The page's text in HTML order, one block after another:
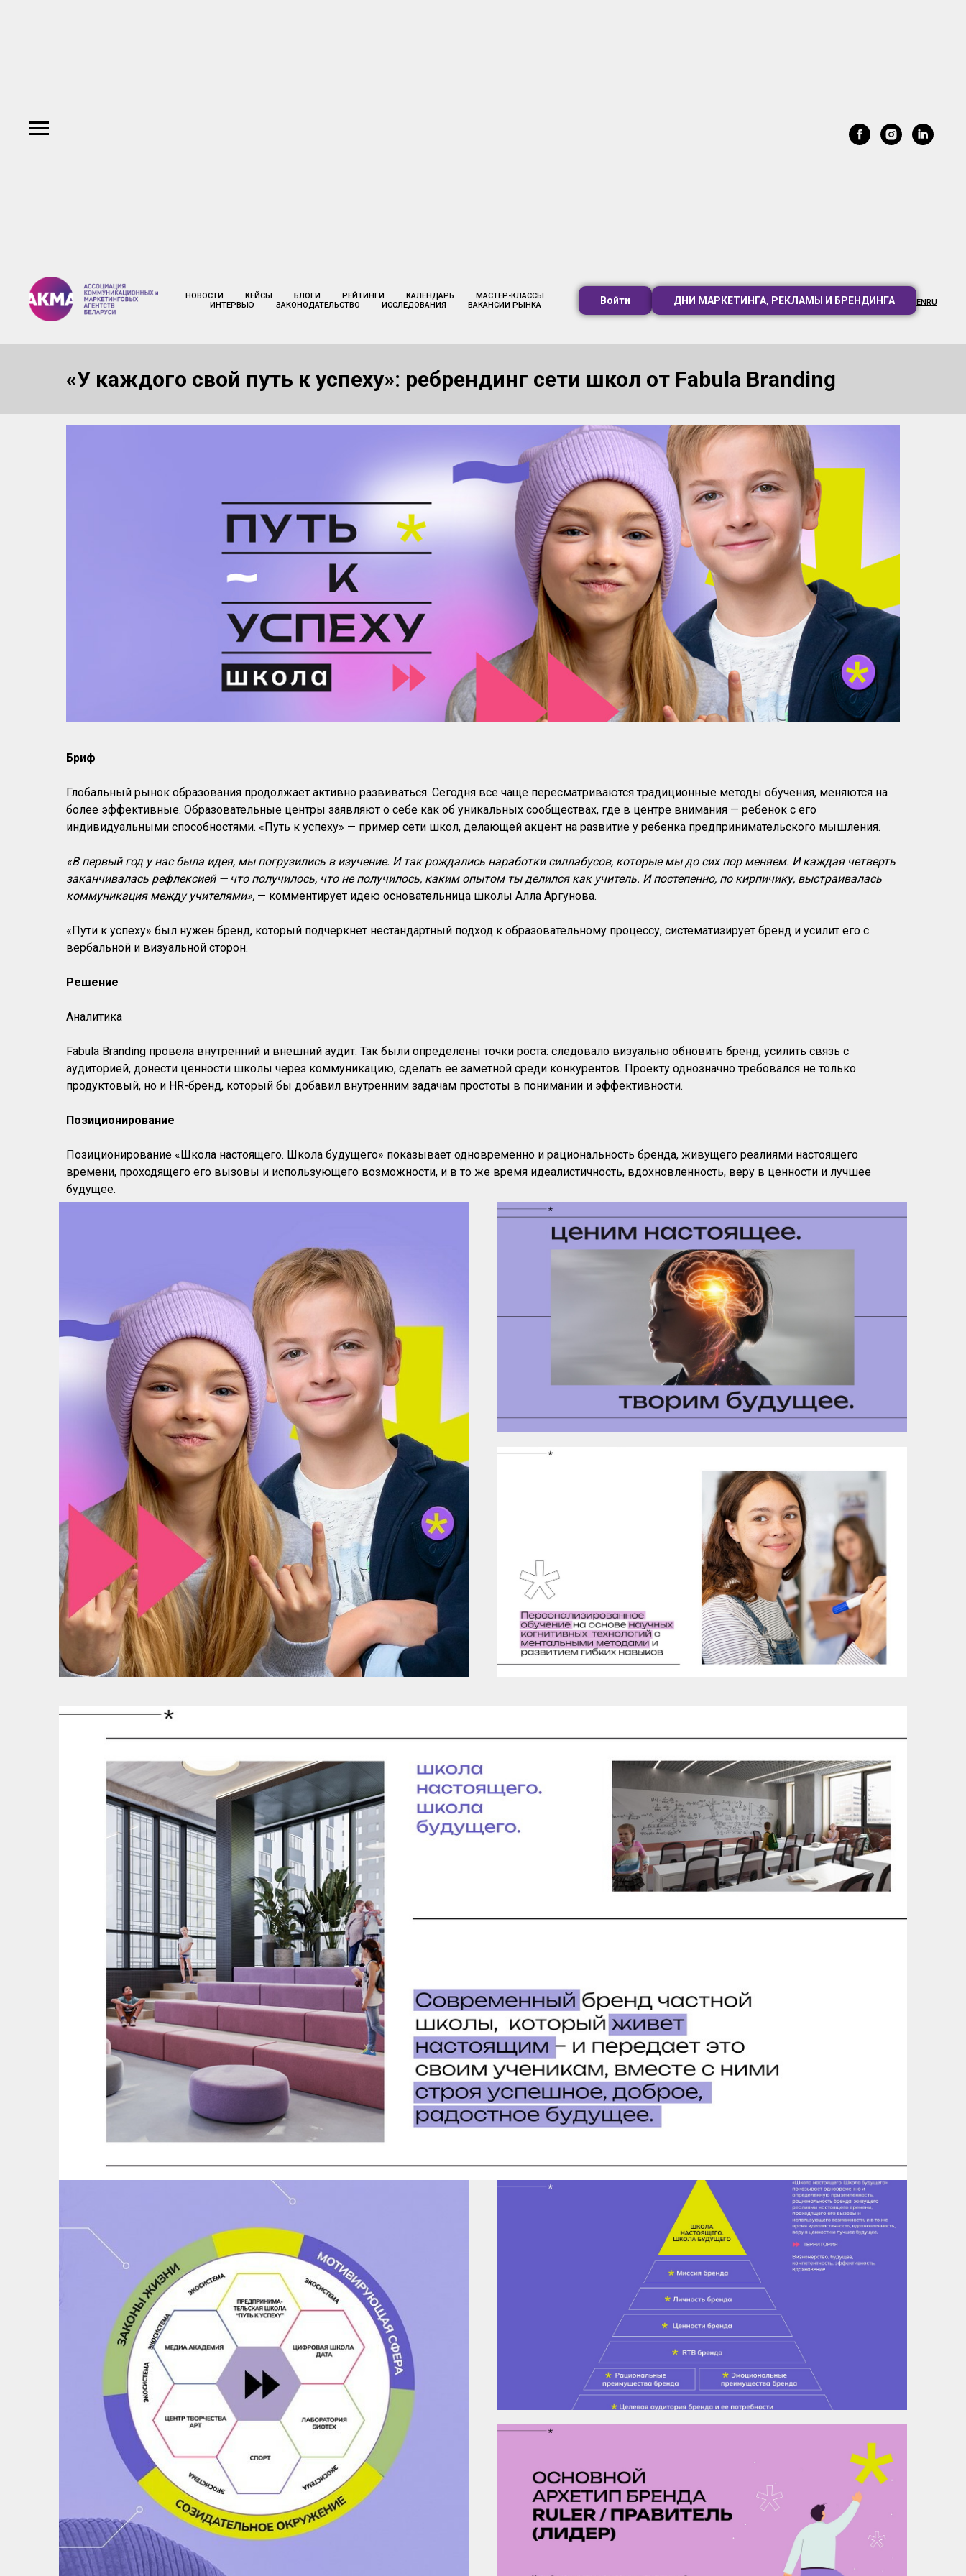
НОВОСТИ КЕЙСЫ БЛОГИ РЕЙТИНГИ КАЛЕНДАРЬ
МАСТЕР-КЛАССЫ
ИНТЕРВЬЮ
ЗАКОНОДАТЕЛЬСТВО ИССЛЕДОВАНИЯ ВАКАНСИИ РЫНКА Войти ДНИ МАРКЕТИНГА, РЕКЛАМЫ И БРЕНДИНГА ENRU
«У каждого свой путь к успеху»: ребрендинг сети школ от Fabula Branding
Бриф
Глобальный рынок образования продолжает активно развиваться. Сегодня все чаще пересматриваются традиционные методы обучения, меняются на
более эффективные. Образовательные центры заявляют о себе как об уникальных сообществах, где в центре внимания — ребенок с его
индивидуальными способностями. «Путь к успеху» — пример сети школ, делающей акцент на развитие у ребенка предпринимательского мышления.
«В первый год у нас была идея, мы погрузились в изучение. И так рождались наработки силлабусов, которые мы до сих пор меняем. И каждая четверть
заканчивалась рефлексией — что получилось, что не получилось, каким опытом ты делился как учитель. И постепенно, по кирпичику, выстраивалась
коммуникация между учителями», — комментирует идею основательница школы Алла Аргунова.
«Пути к успеху» был нужен бренд, который подчеркнет нестандартный подход к образовательному процессу, систематизирует бренд и усилит его с
вербальной и визуальной сторон.
Решение
Аналитика
Fabula Branding провела внутренний и внешний аудит. Так были определены точки роста: следовало визуально обновить бренд, усилить связь с
аудиторией, донести ценности школы через коммуникацию, сделать ее заметной среди конкурентов. Проекту однозначно требовался не только
продуктовый, но и HR-бренд, который бы добавил внутренним задачам простоты в понимании и эффективности.
Позиционирование
Позиционирование «Школа настоящего. Школа будущего» показывает одновременно и рациональность бренда, живущего реалиями настоящего
времени, проходящего его вызовы и использующего возможности, и в то же время идеалистичность, вдохновленность, веру в ценности и лучшее
будущее.